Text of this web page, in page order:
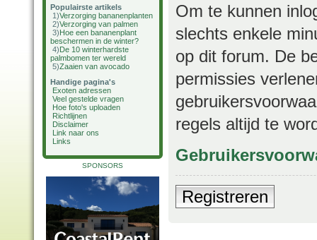
Populairste artikels
1)Verzorging bananenplanten
2)Verzorging van palmen
3)Hoe een bananenplant
beschermen in de winter?
4)De 10 winterhardste
palmbomen ter wereld
5)Zaaien van avocado
Handige pagina's
Exoten adressen
Veel gestelde vragen
Hoe foto's uploaden
Richtlijnen
Disclaimer
Link naar ons
Links
SPONSORS
Om te kunnen
slechts enkele
op dit forum. De
permissies
regels altijd te
Registreren